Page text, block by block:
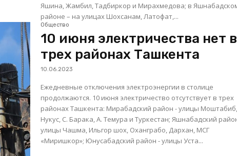
Яшина, Жамбил, Тадбиркор и Мирахмедова; в Яшнабадском
районе – на улицах Шохсанам, Латофат,...
Общество
10 июня электричества нет в
трех районах Ташкента
10.06.2023
Ежедневные отключения электроэнергии в столице
продолжаются. 10 июня электричество отсутствует в трех
районах Ташкента: Мирабадский район - улицы Моштабиб,
Нукус, С. Барака, А. Темура и Туркестан; Яшнабадский район -
улицы Чашма, Ильгор шох, Оханграбо, Дархан, МСГ
«Миришкор»; Юнусабадский район - улицы Уста...